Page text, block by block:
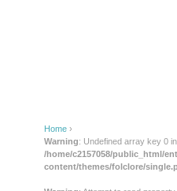
Home ›
Warning: Undefined array key 0 in
/home/c2157058/public_html/
content/themes/folclore/